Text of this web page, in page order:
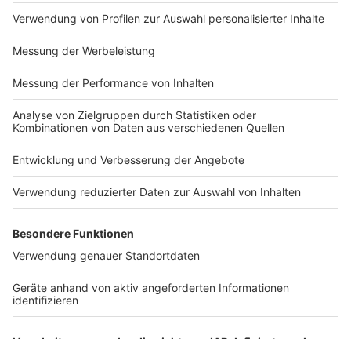
Impressum
Nutzungsbedingungen
Jobs
Presse
Werben
Archiv
ANTENNE BAYERN GROUP
Stiftung ANTENNE BAYERN
hilft
Kontakt
Studio-Hotline
Verkehrs-Hotline
Newsletter